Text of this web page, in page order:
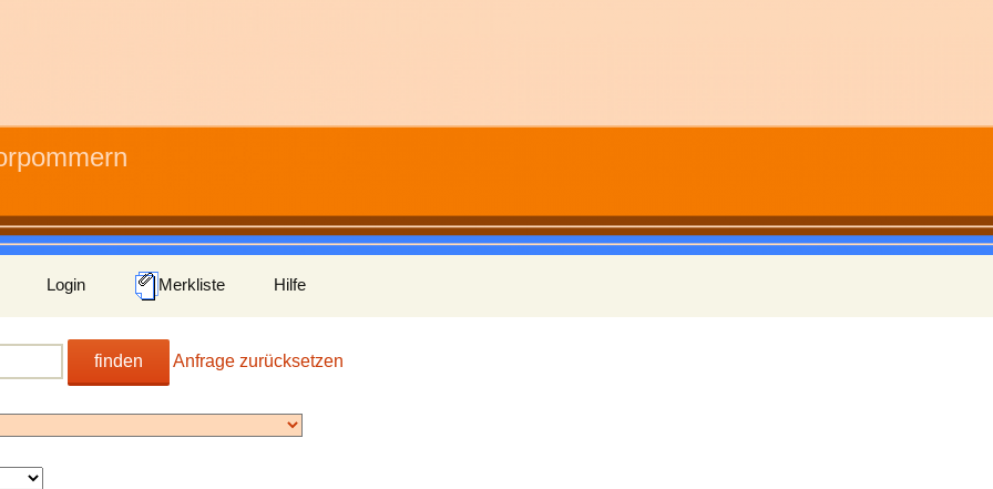
Login Merkliste Hilfe
finden Anfrage zurücksetzen